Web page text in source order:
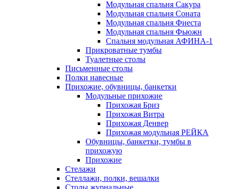
Модульная спальня Сакура
Модульная спальня Соната
Модульная спальня Фиеста
Модульная спальня Фьюжн
Спальня модульная АФИНА-1
Прикроватные тумбы
Туалетные столы
Письменные столы
Полки навесные
Прихожие, обувницы, банкетки
Модульные прихожие
Прихожая Бриз
Прихожая Витра
Прихожая Денвер
Прихожая модульная РЕЙКА
Обувницы, банкетки, тумбы в
прихожую
Прихожие
Стелажи
Стеллажи, полки, вешалки